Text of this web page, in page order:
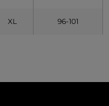
XL 96-101